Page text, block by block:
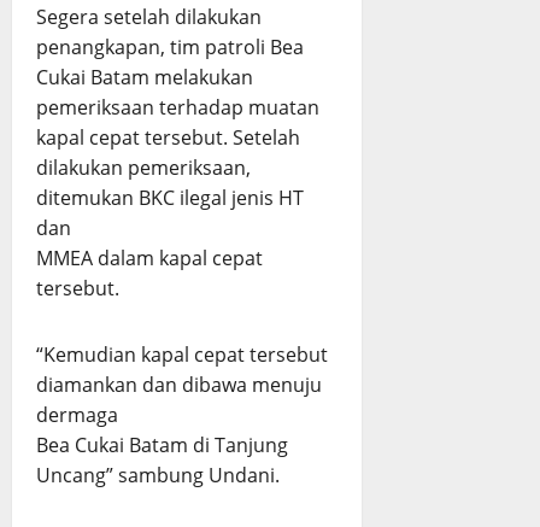
Segera setelah dilakukan
penangkapan, tim patroli Bea
Cukai Batam melakukan
pemeriksaan terhadap muatan
kapal cepat tersebut. Setelah
dilakukan pemeriksaan,
ditemukan BKC ilegal jenis HT
dan
MMEA dalam kapal cepat
tersebut.
“Kemudian kapal cepat tersebut
diamankan dan dibawa menuju
dermaga
Bea Cukai Batam di Tanjung
Uncang” sambung Undani.